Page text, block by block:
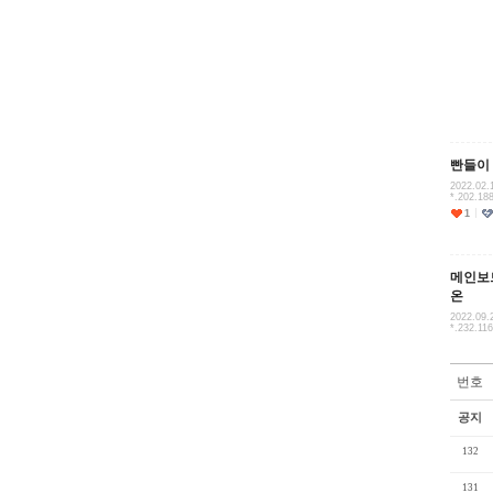
빤들이
1
메인보
온
번호
공지
132
131